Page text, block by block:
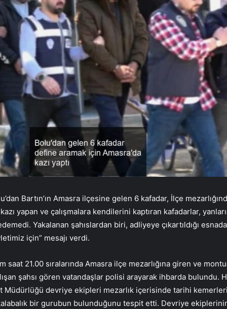
Bartın’ın Amasra ilçesine gelen 6 kafadar, İlçe
yapan ve çalışmalara kendilerini kaptıran kafadarlar,
Yakalanan şahıslardan biri, adliyeye çıkartıldığı esnada
için” mesajı verdi.
saat 21.00 sıralarında Amasra ilçe mezarlığına giren ve
şahsı gören vatandaşlar polisi arayarak ihbarda bulundu.
Müdürlüğü devriye ekipleri mezarlık içerisinde tarihi
kalabalık bir gurubun bulunduğunu tespit etti. Devriye